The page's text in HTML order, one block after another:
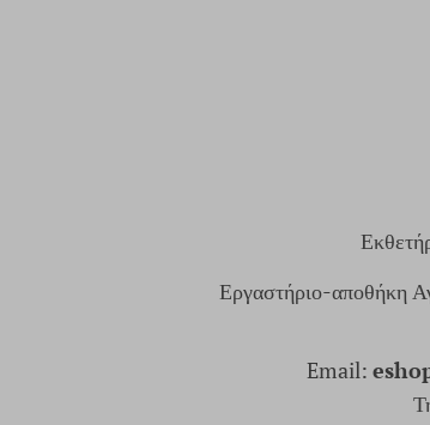
Εργαστήριο-αποθήκη
Email: